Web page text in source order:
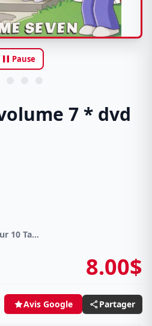
pause Pause
7 * dvd
DVD Spécial 4 pour 10 Taxes incluses sur -4.00$
8.00$
Avis Google Partager